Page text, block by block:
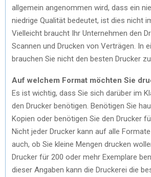
allgemein angenommen wird, dass ein
niedrige Qualität bedeutet, ist dies nicht
Vielleicht braucht Ihr Unternehmen den
Scannen und Drucken von Verträgen. In
brauchen Sie nicht den besten Drucker zu
Auf welchem Format möchten Sie
Es ist wichtig, dass Sie sich darüber im
den Drucker benötigen. Benötigen Sie
Kopien oder benötigen Sie den Drucker
Nicht jeder Drucker kann auf alle
auch, ob Sie kleine Mengen drucken
Drucker für 200 oder mehr Exemplare
dieser Angaben kann die Druckerei die